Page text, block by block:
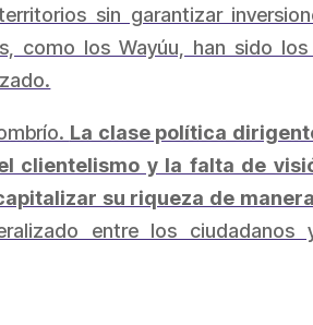
sin garantizar
como los Wayúu, han sido
La clase política
clientelismo y la falta de
su riqueza de
entre los ciudadanos